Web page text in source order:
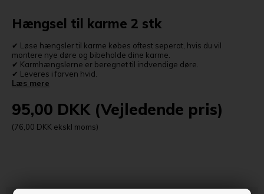
Hængsel til karme 2 stk
✔ Løse hængsler til karme købes oftest seperat, hvis du vil
montere nye døre og bibeholde dine karme.
✔ Karmhængslerne er beregnet til indvendige døre.
✔ Leveres i farven hvid.
Læs mere
95,00 DKK (Vejledende pris)
(76,00 DKK ekskl moms)